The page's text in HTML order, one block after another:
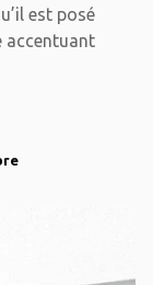
est posé
accentuant